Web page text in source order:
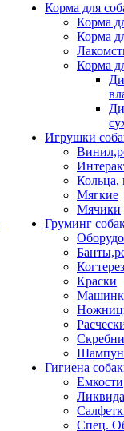
Корма для
Корма
Корма
Корма
Игрушки
Кольца,
Мягкие
Мячики
Груминг
Краски
Гигиена
Емкости
Спец.